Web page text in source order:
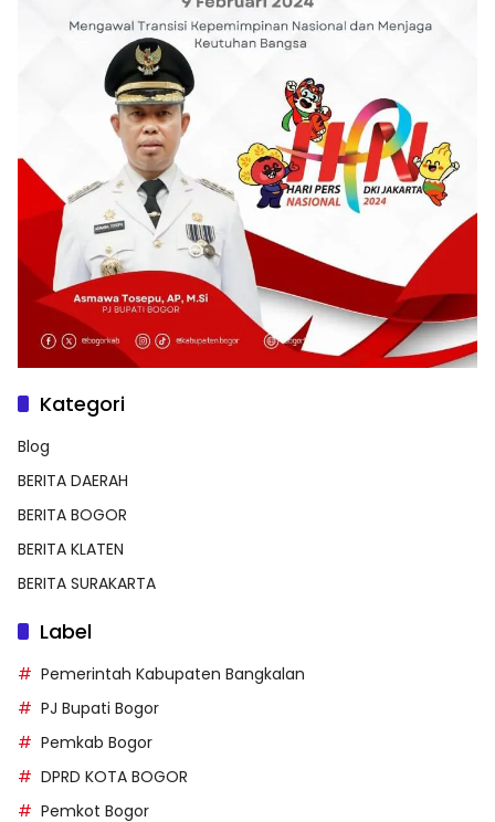
Kategori
Blog
BERITA DAERAH
BERITA BOGOR
BERITA KLATEN
BERITA SURAKARTA
Label
Pemerintah Kabupaten Bangkalan
PJ Bupati Bogor
Pemkab Bogor
DPRD KOTA BOGOR
Pemkot Bogor